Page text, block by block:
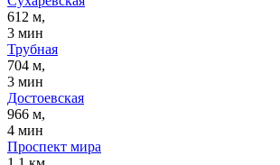
612 м,
3 мин
Трубная
704 м,
3 мин
Достоевская
966 м,
4 мин
Проспект мира